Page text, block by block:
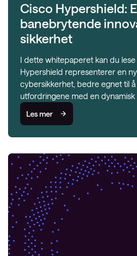
Cisco Hypershield:
banebrytende
sikkerhet
I dette whitepaperet kan du
Hypershield representerer en
cybersikkerhet, bedre egnet til
utfordringene med en dynamisk
Les mer